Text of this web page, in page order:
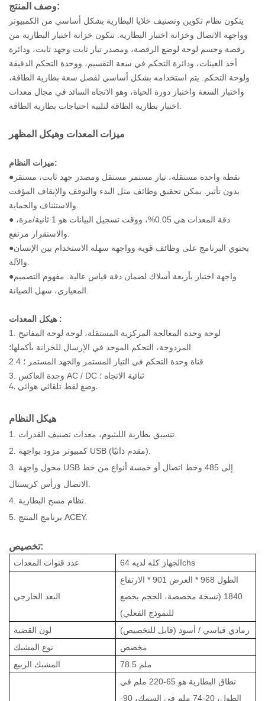
وصف المنتج:
يتكون نظام تكوين وتصنيف خلايا البطارية بشكل أساسي من الكمبيوتر
وواجهة الاتصال وخزانة اختبار البطارية. تتكون خزانة اختبار البطارية من
رقصة وجسم لوحة لوضع الرقصة، ومصدر تيار ثابت وجهد ثابت، ودائرة
أخذ العينات، ودائرة التحكم في سعة التقسيم، ووحدة التحكم الدقيقة
ولوحة التحكم. يتم استخدامه بشكل أساسي لفصل سعة بطارية الطاقة،
واختبار السعة واختبار دورة الحياة، وهو الاتجاه السائد في مجال معدات
ميزات المعدات وهيكل المظهر
ميزات النظام:
●نقطة واحدة مستقلة، تيار مستمر مستقل ومصدر جهد ثابت، مستقر
بدون تأثير. يمكن تحقيق وظائف مثل البدء والتوقف والإيقاف المؤقت
● دقة المعدات هي 0.05%، ووقت تسجيل البيانات هو 1 ثانية/مرة،
●يحتوي البرنامج على وظائف قوية وواجهة سهلة الاستخدام بين الإنسان
●واجهة اختبار بأربعة أسلاك لضمان دقة قياس عالية. مفهوم التصميم
:
1. لوحة وحدة المعالجة المركزية المستقلة، لوحة لوحة المفاتيح
المزدوجة، التحكم الموحد في الإرسال للخزانة بأكملها؛
2.4 قناة وحدة التحكم في التيار المستمر والجهد المستمر ؛
3. وحدة العاكس AC / DC ثنائية الاتجاه ؛
4. وضع لقط تلقائي هوائي.
هيكل النظام
2. كمبيوتر مزود بواجهة USB (مقدم ذاتيًا).
3. محول واجهة USB إلى 485 وخط اتصال أو خمسة أنواع من خط
5. برنامج المنتج ACEY.
تخصيص:
عدد قنوات المعدات الجهاز كله لديه 64chs
البعد الخارجي
الطول 968 * العرض 901 * الارتفاع
1840 (نسخة مخصصة، الحجم يخضع
للنموذج الفعلي)
لون القضية
رمادي قياسي / أسود (قابل للتخصيص)
نوع المشبك
مخصص
المشبك الربيع
78.5 ملم
نطاق البطارية هو 65-220 ملم في
الطول، 20-74 ملم في السمك، 90-